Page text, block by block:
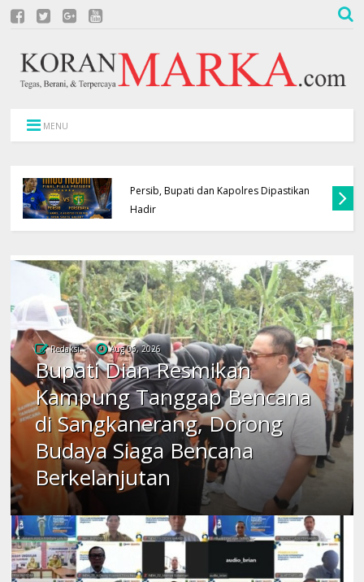
MENU
Persib, Bupati dan Kapolres Dipastikan
Hadir
Redaksi Aug 06, 2026
Bupati Dian Resmikan
Kampung Tanggap Bencana
di Sangkanerang, Dorong
Budaya Siaga Bencana
Berkelanjutan